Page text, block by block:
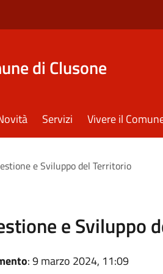
di Clusone
Servizi Vivere il
e Sviluppo del Territorio
e Sviluppo
: 9 marzo 2024, 11:09